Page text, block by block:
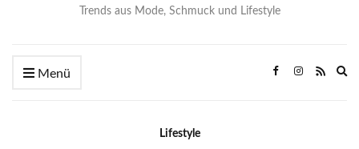
Trends aus Mode, Schmuck und Lifestyle
Menü
Lifestyle